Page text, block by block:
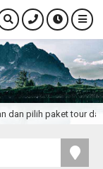
pilih paket tour dan